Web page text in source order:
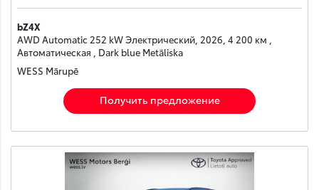
bZ4X
AWD Automatic 252 kW Электрический, 2026, 4 200 км ,
Автоматическая , Dark blue Metāliska
WESS Mārupē
Получить предложение